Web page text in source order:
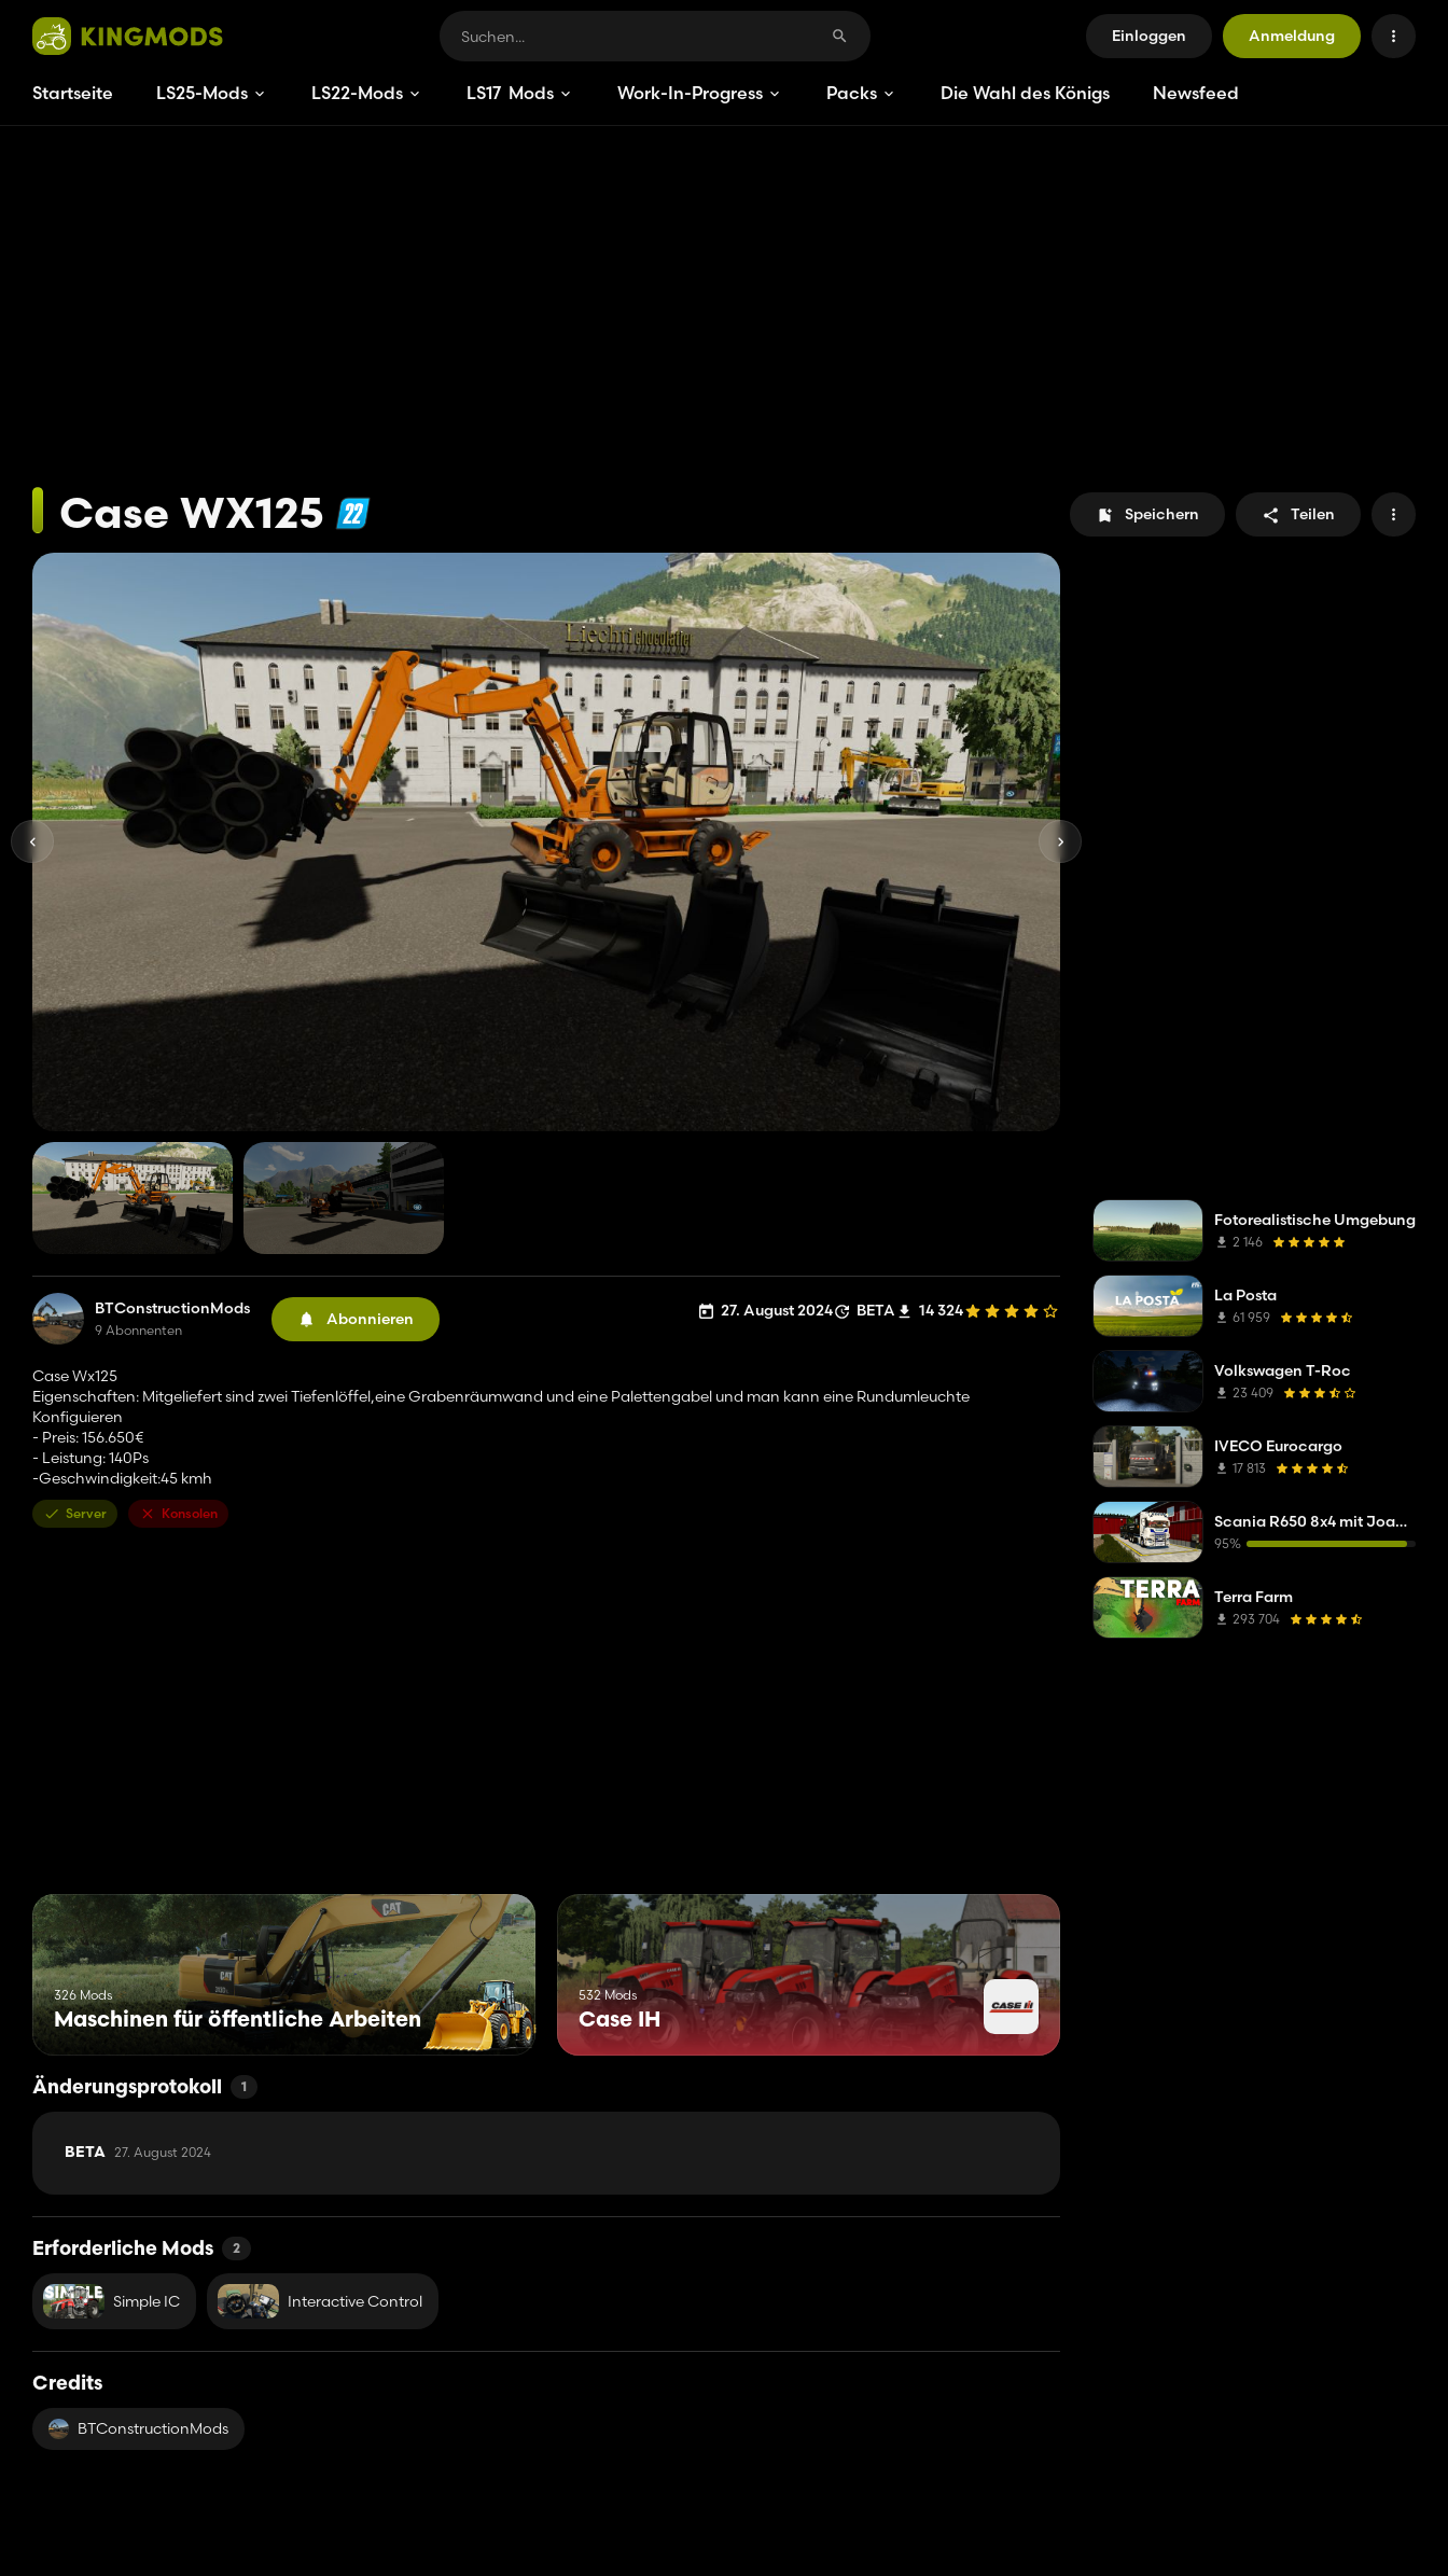
Einloggen Anmeldung
Startseite LS25-Mods LS22-Mods LS17 Mods Work-In-Progress Packs Die Wahl des Königs Newsfeed
Case WX125 Speichern Teilen
BTConstructionMods
9 Abonnenten
Abonnieren 27. August 2024 BETA 14 324
Case Wx125
Eigenschaften: Mitgeliefert sind zwei Tiefenlöffel,eine Grabenräumwand und eine Palettengabel und man kann eine Rundumleuchte
Konfiguieren
- Preis: 156.650€
- Leistung: 140Ps
-Geschwindigkeit:45 kmh
Server Konsolen
326 Mods
Maschinen für öffentliche Arbeiten
532 Mods
Case IH
Änderungsprotokoll 1
BETA 27. August 2024
Erforderliche Mods 2
Simple IC Interactive Control
Credits
BTConstructionMods
Fotorealistische Umgebung
2 146
La Posta
61 959
Volkswagen T-Roc
23 409
IVECO Eurocargo
17 813
Scania R650 8x4 mit Joab-Abrollkipper
95%
Terra Farm
293 704